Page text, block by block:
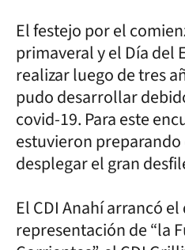
El festejo por el
primaveral y el Día del
realizar luego de tres
pudo desarrollar
covid-19. Para este
estuvieron
desplegar el gran
El CDI Anahí arrancó
representación de “la